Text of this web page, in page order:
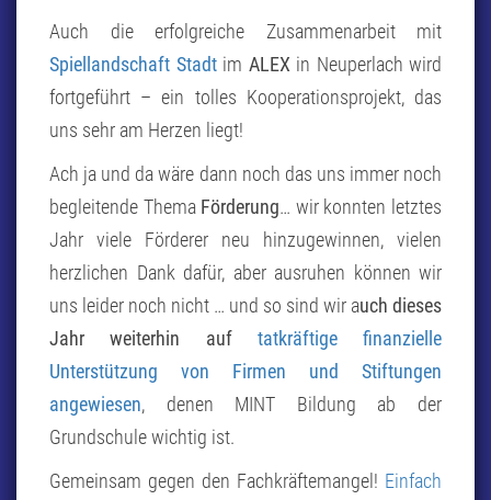
Auch die erfolgreiche Zusammenarbeit mit
Spiellandschaft Stadt im ALEX in Neuperlach wird
fortgeführt – ein tolles Kooperationsprojekt, das
uns sehr am Herzen liegt!
Ach ja und da wäre dann noch das uns immer noch
begleitende Thema Förderung… wir konnten letztes
Jahr viele Förderer neu hinzugewinnen, vielen
herzlichen Dank dafür, aber ausruhen können wir
uns leider noch nicht … und so sind wir auch dieses
Jahr weiterhin auf tatkräftige finanzielle
Unterstützung von Firmen und Stiftungen
angewiesen, denen MINT Bildung ab der
Grundschule wichtig ist.
Gemeinsam gegen den Fachkräftemangel! Einfach